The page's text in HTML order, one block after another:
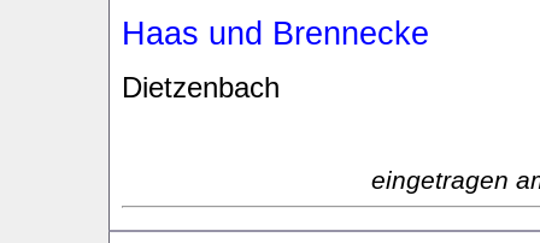
Haas und Brennecke
Dietzenbach
eingetragen